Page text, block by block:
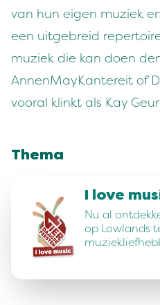
van hun eigen muziek
een uitgebreid
muziek die kan doen
AnnenMayKantereit of
vooral klinkt als Kay
Thema
I love
Nu al
op Lowlands